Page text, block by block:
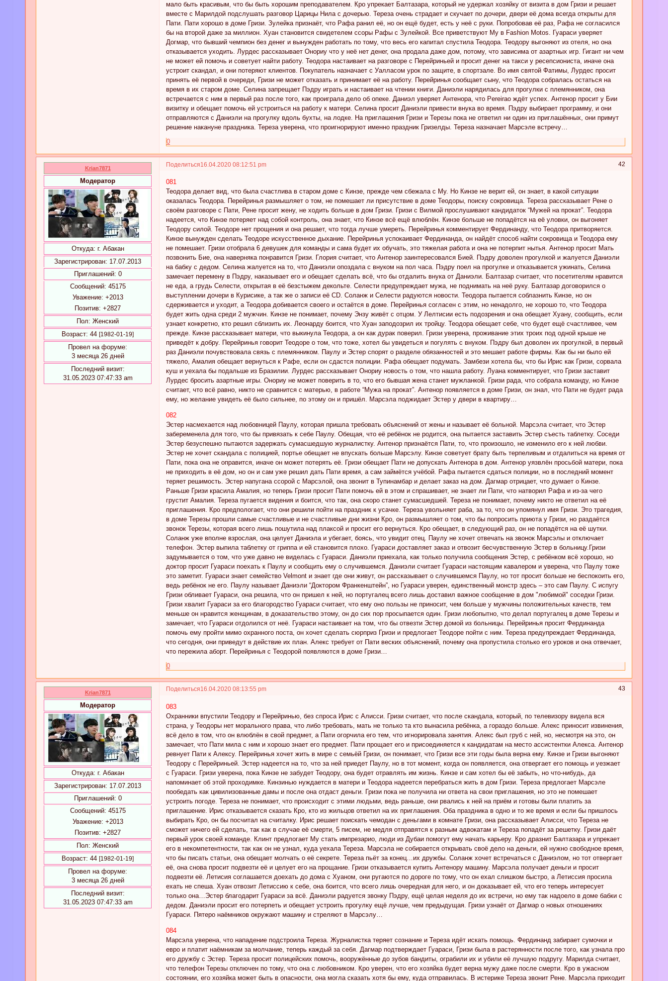
мало быть красивым, что бы быть хорошим преподавателем. Кро упрекает Балтазара, который не удержал хозяйку от визита в дом Гризи и решает
вместе с Марилдой подслушать разговор Царицы Нила с дочерью. Тереза очень страдает и скучает по дочери, двери её дома всегда открыты для
Пати. Пати хорошо в доме Гризи. Зулейка признаёт, что Рафа ранил её, но он ещё будет, есть у неё с руки. Попробовав её раз, Рафа не согласился
бы на второй даже за миллион. Хуан становится свидетелем ссоры Рафы с Зулейкой. Все приветствуют Му в Fashion Motos. Гуараси уверяет
Догмар, что бывший чемпион без денег и вынужден работать по тому, что весь его капитал спустила Теодора. Теодору выгоняют из отеля, но она
отказывается уходить. Лурдес рассказывает Онориу что у неё нет денег, она продала даже дом, потому, что зависима от азартных игр. Гигант ни чем
не может ей помочь и советует найти работу. Теодора настаивает на разговоре с Перейриньей и просит денег на такси у ресепсиониста, иначе она
устроит скандал, и они потеряют клиентов. Покупатель назначает с Уалласом урок по защите, в спортзале. Во имя святой Фатимы, Лурдес просит
принять её первой в очереди, Гризи не может отказать и принимает её на работу. Перейринья сообщает сыну, что Теодора собралась остаться на
время в их старом доме. Селина запрещает Пэдру играть и настаивает на чтении книги. Даниэли нарядилась для прогулки с племянником, она
встречается с ним в первый раз после того, как проиграла дело об опеке. Даниэл уверяет Антенора, что Pereirao ждёт успех. Антенор просит у Бии
визитку и обещает помочь ей устроиться на работу к матери. Селина просит Даниэли привести внука во время. Пэдру выбирает программу, и они
отправляются с Даниэли на прогулку вдоль бухты, на лодке. На приглашения Гризи и Терезы пока не ответил ни один из приглашённых, они примут
решение накануне праздника. Тереза уверена, что проигнорируют именно праздник Гризелды. Тереза назначает Марсэле встречу…
0
Поделиться 42
16.04.2020 08:12:51 pm
Krian7871
Модератор
Откуда: г. Абакан
Зарегистрирован: 17.07.2013
Приглашений: 0
Сообщений: 45175
Уважение: +2013
Позитив: +2827
Пол: Женский
Возраст: 44 [1982-01-19]
Провел на форуме:
3 месяца 26 дней
Последний визит:
31.05.2023 07:47:33 am
081
Теодора делает вид, что была счастлива в старом доме с Кинзе, прежде чем сбежала с Му. Но Кинзе не верит ей, он знает, в какой ситуации
оказалась Теодора. Перейринья размышляет о том, не помешает ли присутствие в доме Теодоры, поиску сокровища. Тереза рассказывает Рене о
своём разговоре с Пати, Рене просит жену, не ходить больше в дом Гризи. Гризи с Вилмой прослушивают кандидаток “Мужей на прокат”. Теодора
надеется, что Кинзе потеряет над собой контроль, она знает, что Кинзе всё ещё влюблён. Кинзе больше не попадётся на её уловки, он выгоняет
Теодору силой. Теодоре нет прощения и она решает, что тогда лучше умереть. Перейринья комментирует Фердинанду, что Теодора притворяется.
Кинзе вынужден сделать Теодоре искусственное дыхание. Перейринья успокаивает Фердинанда, он найдёт способ найти сокровища и Теодора ему
не помешает. Гризи отобрала 6 девушек для команды и сама будет их обучать, это тяжелая работа и она не потерпит нытья. Антенор просит Мать
позвонить Бие, она наверняка понравится Гризи. Глория считает, что Антенор заинтересовался Бией. Пэдру доволен прогулкой и жалуется Даниэли
на бабку с дедом. Селина жалуется на то, что Даниэли опоздала с внуком на пол часа. Пэдру поел на прогулке и отказывается ужинать, Селина
замечает перемену в Пэдру, наказывает его и обещает сделать всё, что бы отдалить внука от Даниэли. Балтазар считает, что посетителям нравится
не еда, а грудь Селести, открытая в её безстыжем декольте. Селести предупреждает мужа, не поднимать на неё руку. Балтазар договорился о
выступлении дочери в Курисике, а так же о записи её CD. Соланж и Селести радуются новости. Теодора пытается соблазнить Кинзе, но он
сдерживается и уходит, а Теодора добивается своего и остаётся в доме. Перейринья согласен с этим, но ненадолго, не хорошо то, что Теодора
будет жить одна среди 2 мужчин. Кинзе не понимает, почему Энзу живёт с отцом. У Лелтисии есть подозрения и она обещает Хуану, сообщить, если
узнает конкретно, кто решил сблизить их. Леонарду боится, что Хуан заподозрил их тройцу. Теодора обещает себе, что будет ещё счастливее, чем
прежде. Кинзе рассказывает матери, что выкинула Теодора, а он как дурак поверил. Гризи уверена, проживание этих троих под одной крыше не
приведёт к добру. Перейринья говорит Теодоре о том, что тоже, хотел бы увидеться и погулять с внуком. Пэдру был доволен их прогулкой, в первый
раз Даниэли почувствовала связь с племянником. Паулу и Эстер спорят о разделе обязанностей и это мешает работе фирмы. Как бы ни было ей
тяжело, Амалия обещает вернуться к Рафе, если он сдастся полиции. Рафа обещает подумать. Замбези хотела бы, что бы Ирис как Гризи, сорвала
куш и уехала бы подальше из Бразилии. Лурдес рассказывает Онориу новость о том, что нашла работу. Луана комментирует, что Гризи заставит
Лурдес бросить азартные игры. Онориу не может поверить в то, что его бывшая жена станет мужланкой. Гризи рада, что собрала команду, но Кинзе
считает, что всё равно, никто не сравнится с матерью, в работе “Мужа на прокат”. Антенор появляется в доме Гризи, он знал, что Пати не будет рада
ему, но желание увидеть её было сильнее, по этому он и пришёл. Марсэла поджидает Эстер у двери в квартиру…
082
Эстер насмехается над любовницей Паулу, которая пришла требовать объяснений от жены и называет её больной. Марсэла считает, что Эстер
забеременела для того, что бы привязать к себе Паулу. Обещая, что её ребёнок не родится, она пытается заставить Эстер съесть таблетку. Соседи
Эстер безуспешно пытаются задержать сумасшедшую журналистку. Антенор признаётся Пати, то, что произошло, не изменило его к ней любви.
Эстер не хочет скандала с полицией, портье обещает не впускать больше Марсэлу. Кинзе советует брату быть терпеливым и отдалиться на время от
Пати, пока она не оправится, иначе он может потерять её. Гризи обещает Пати не допускать Антенора в дом. Антенор уязвлён просьбой матери, пока
не приходить в её дом, но он и сам уже решил дать Пати время, а сам займётся учёбой. Рафа пытается сдаться полиции, но в последний момент
теряет решимость. Эстер напугана ссорой с Марсэлой, она звонит в Тупинамбар и делает заказ на дом. Дагмар отрицает, что думает о Кинзе.
Раньше Гризи красила Амалия, но теперь Гризи просит Пати помочь ей в этом и спрашивает, не знает ли Пати, что натворил Рафа и из-за чего
грустит Амалия. Тереза пугается видения и боится, что так, она скоро станет сумасшедшей. Тереза не понимает, почему никто не ответил на её
приглашения. Кро предпологает, что они решили пойти на праздник к усачке. Тереза увольняет раба, за то, что он упомянул имя Гризи. Это трагедия,
в доме Терезы прошли самые счастливые и не счастливые дни жизни Кро, он размышляет о том, что бы попросить приюта у Гризи, но раздаётся
звонок Терезы, которая всего лишь пошутила над плаксой и просит его вернуться. Кро обещает, в следующий раз, он не попадётся на её шутки.
Соланж уже вполне взрослая, она целует Даниэла и убегает, боясь, что увидит отец. Паулу не хочет отвечать на звонок Марсэлы и отключает
телефон. Эстер выпила таблетку от гриппа и ей становится плохо. Гуараси доставляет заказ и отвозит бесчувственную Эстер в больницу.Гризи
задумывается о том, что уже давно не виделась с Гуараси. Даниэли приехала, как только получила сообщения Эстер, с ребёнком всё хорошо, но
доктор просит Гуараси поехать к Паулу и сообщить ему о случившемся. Даниэли считает Гуараси настоящим кавалером и уверена, что Паулу тоже
это заметит. Гуараси знает семейство Velmont и знает где они живут, он рассказывает о случившемся Паулу, но тот просит больше не беспокоить его,
ведь ребёнок не его. Паулу называет Даниэли “Доктором Франкенштейн”, но Гуараси уверен, единственный монстр здесь – это сам Паулу. С испугу
Гризи обливает Гуараси, она решила, что он пришел к ней, но португалец всего лишь доставил важное сообщение в дом "любимой" соседки Гризи.
Гризи хвалит Гуараси за его благородство Гуараси считает, что ему оно пользы не приносит, чем больше у мужчины положительных качеств, тем
меньше он нравится женщинам, в доказательство этому, он до сих пор просыпается один. Гризи любопытно, что делал португалец в доме Терезы и
замечает, что Гуараси отдолился от неё. Гуараси настаивает на том, что бы отвезти Эстер домой из больницы. Перейринья просит Фердинанда
помочь ему пройти мимо охранного поста, он хочет сделать сюрприз Гризи и предлогает Теодоре пойти с ним. Тереза предупреждает Фердинанда,
что сегодня, они приведут в действие их план. Алекс требует от Пати веских объяснений, почему она пропустила столько его уроков и она отвечает,
что пережила аборт. Перейринья с Теодорой появляются в доме Гризи…
0
Поделиться 43
16.04.2020 08:13:55 pm
Krian7871
Модератор
Откуда: г. Абакан
Зарегистрирован: 17.07.2013
Приглашений: 0
Сообщений: 45175
Уважение: +2013
Позитив: +2827
Пол: Женский
Возраст: 44 [1982-01-19]
Провел на форуме:
3 месяца 26 дней
Последний визит:
31.05.2023 07:47:33 am
083
Охранники впустили Теодору и Перейринью, без спроса Ирис с Алисси. Гризи считает, что после скандала, который, по телевизору видела вся
страна, у Теодоры нет морального права, что либо требовать, мать не только та кто вынасила ребёнка, а гораздо больше. Алекс приносит извинения,
всё дело в том, что он влюблён в свой предмет, а Пати огорчила его тем, что игнорировала занятия. Алекс был груб с ней, но, несмотря на это, он
замечает, что Пати мила с ним и хорошо знает его предмет. Пати прощает его и присоединяется к кандидатам на место ассистентки Алекса. Антенор
ревнует Пати к Алексу. Перейринья хочет жить в мире с семьёй Гризи, он понимает, что Гризи все эти годы была верна ему. Кинзе и Гризи выгоняют
Теодору с Перейриньей. Эстер надеется на то, что за ней приедет Паулу, но в тот момент, когда он появляется, она отвергает его помощь и уезжает
с Гуараси. Гризи уверена, пока Кинзе не забудет Теодору, она будет отравлять им жизнь. Кинзе и сам хотел бы её забыть, но что-нибудь, да
напоминает об этой проходимке. Кинзинью нуждается в матери и Теодора надеется перебраться жить в дом Гризи. Тереза предлогает Марсэле
пообедать как цивилизованные дамы и после она отдаст деньги. Гризи пока не получила ни ответа на свои приглашения, но это не помешает
устроить погоде. Тереза не понимает, что происходит с этими людьми, ведь раньше, они рвались к ней на приём и готовы были платить за
приглашение. Ирис отказывается сказать Кро, кто из жильцов ответил на их приглашения. Оба праздника в одно и то же время и если бы пришлось
выбирать Кро, он бы посчитал на считалку. Ирис решает поискать чемодан с деньгами в комнате Гризи, она рассказывает Алисси, что Тереза не
сможет ничего ей сделать, так как в случае её смерти, 5 писем, не медля отправятся к разным адвокатам и Тереза попадёт за решетку. Гризи даёт
первый урок своей команде. Клинт предлогает Му стать импрезарио, люди из Дубаи помогут ему начать карьеру. Кро дразнит Балтазара и упрекает
его в некомпетентности, так как он не узнал, куда уехала Тереза. Марсэла не собирается открывать своё дело на деньги, ей нужно свободное время,
что бы писать статьи, она обещает молчать о её секрете. Тереза пьёт за конец…их дружбы. Соланж хочет встречаться с Даниэлом, но тот отвергает
её, она снова просит подвезти её и целует его на прощание. Гризи отказывается купить Антенору машину. Марсэла получает деньги и просит
подвезти её. Летисия соглашается доехать до дома с Хуаном, они ругаются по дороге по тому, что он ехал слишком быстро, а Летиссия просила
ехать не спеша. Хуан отвозит Летиссию к себе, она боится, что всего лишь очередная для него, и он доказывает ей, что его теперь интересует
только она…Эстер благодарит Гуараси за всё. Даниэли радуется звонку Пэдру, ещё целая неделя до их встречи, но ему так надоело в доме бабки с
дедом. Даниэли просит его потерпеть и обещает устроить прогулку ещё лучше, чем предыдущая. Гризи узнаёт от Дагмар о новых отношениях
Гуараси. Пятеро наёмников окружают машину и стреляют в Марсэлу…
084
Марсэла уверена, что нападение подстроила Тереза. Журналистка теряет сознание и Тереза идёт искать помощь. Фердинанд забирает сумочки и
евро и платит наёмникам за молчание, теперь каждый за себя. Дагмар подтверждает Гуараси, Гризи была в растерянности после того, как узнала про
его дружбу с Эстер. Тереза просит полицейских помочь, вооружённые до зубов бандиты, ограбили их и убили её лучшую подругу. Марилда считает,
что телефон Терезы отключен по тому, что она с любовником. Кро уверен, что его хозяйка будет верна мужу даже после смерти. Кро в ужасном
состоянии, его хозяйка может быть в опасности, она могла сказать хотя бы ему, куда отправилась. В истерике Тереза звонит Рене. Марсэла приходит